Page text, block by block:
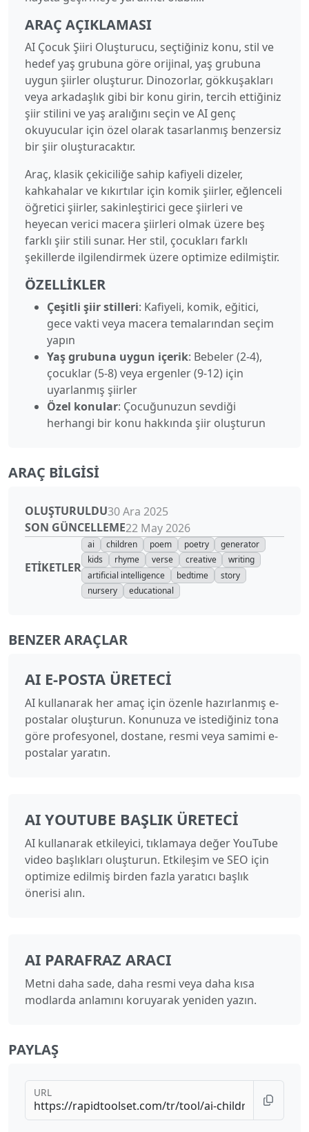
ARAÇ AÇIKLAMASI
AI Çocuk Şiiri Oluşturucu, seçtiğiniz konu, stil ve
hedef yaş grubuna göre orijinal, yaş grubuna
uygun şiirler oluşturur. Dinozorlar, gökkuşakları
veya arkadaşlık gibi bir konu girin, tercih ettiğiniz
şiir stilini ve yaş aralığını seçin ve AI genç
okuyucular için özel olarak tasarlanmış benzersiz
bir şiir oluşturacaktır.
Araç, klasik çekiciliğe sahip kafiyeli dizeler,
kahkahalar ve kıkırtılar için komik şiirler, eğlenceli
öğretici şiirler, sakinleştirici gece şiirleri ve
heyecan verici macera şiirleri olmak üzere beş
farklı şiir stili sunar. Her stil, çocukları farklı
şekillerde ilgilendirmek üzere optimize edilmiştir.
ÖZELLIKLER
Çeşitli şiir stilleri: Kafiyeli, komik, eğitici,
gece vakti veya macera temalarından seçim
yapın
Yaş grubuna uygun içerik: Bebeler (2-4),
çocuklar (5-8) veya ergenler (9-12) için
uyarlanmış şiirler
Özel konular: Çocuğunuzun sevdiği
herhangi bir konu hakkında şiir oluşturun
ARAÇ BILGISI
OLUŞTURULDU30 Ara 2025
SON GÜNCELLEME22 May 2026
ETIKETLER
ai children poem poetry
generator
kids
rhyme verse creative
writing
artificial intelligence
bedtime
story
nursery
educational
BENZER ARAÇLAR
AI E-POSTA ÜRETECI
AI kullanarak her amaç için özenle hazırlanmış e-
postalar oluşturun. Konunuza ve istediğiniz tona
göre profesyonel, dostane, resmi veya samimi e-
postalar yaratın.
AI YOUTUBE BAŞLIK ÜRETECI
AI kullanarak etkileyici, tıklamaya değer YouTube
video başlıkları oluşturun. Etkileşim ve SEO için
optimize edilmiş birden fazla yaratıcı başlık
önerisi alın.
AI PARAFRAZ ARACI
Metni daha sade, daha resmi veya daha kısa
modlarda anlamını koruyarak yeniden yazın.
PAYLAŞ
URL